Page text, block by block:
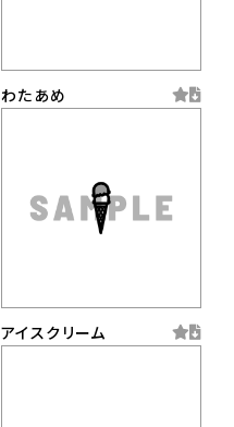
わたあめ
アイスクリーム